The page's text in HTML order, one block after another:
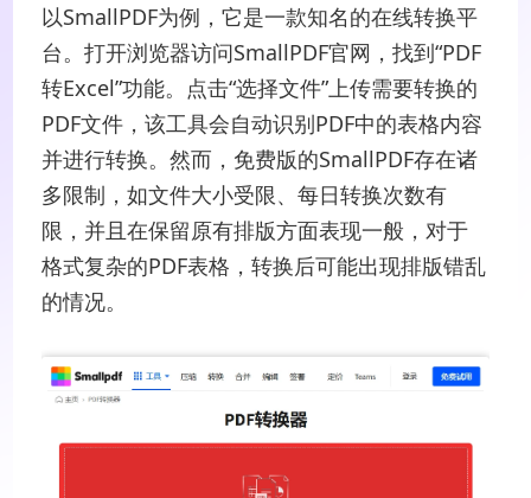
以SmallPDF为例，它是一款知名的在线转换平
台。打开浏览器访问SmallPDF官网，找到“PDF
转Excel”功能。点击“选择文件”上传需要转换的
PDF文件，该工具会自动识别PDF中的表格内容
并进行转换。然而，免费版的SmallPDF存在诸
多限制，如文件大小受限、每日转换次数有
限，并且在保留原有排版方面表现一般，对于
格式复杂的PDF表格，转换后可能出现排版错乱
的情况。